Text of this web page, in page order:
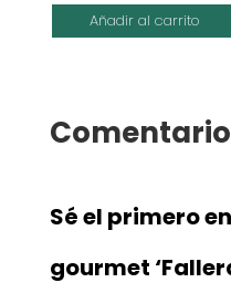
Añadir al carrito
Sé el primero
gourmet